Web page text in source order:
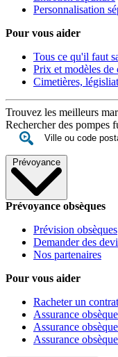
Personnalisation
Pour vous aider
Tous ce qu'il faut
Prix et modèles de
Cimetières,
Trouvez les meilleurs
Rechercher des pompes
Prévoyance
Prévoyance obsèques
Prévision obsèques
Demander des
Nos partenaires
Pour vous aider
Racheter un
Assurance
Assurance
Assurance